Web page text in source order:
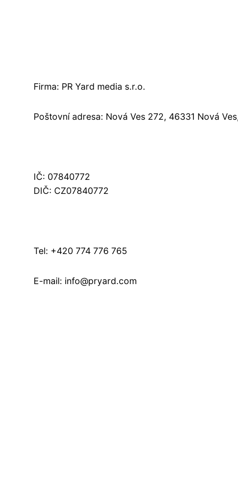
Firma: PR Yard media s.r.o.
Poštovní adresa: Nová Ves 272, 46331 Nová
IČ: 07840772
DIČ: CZ07840772
Tel: +420 774 776 765
E-mail: info@pryard.com